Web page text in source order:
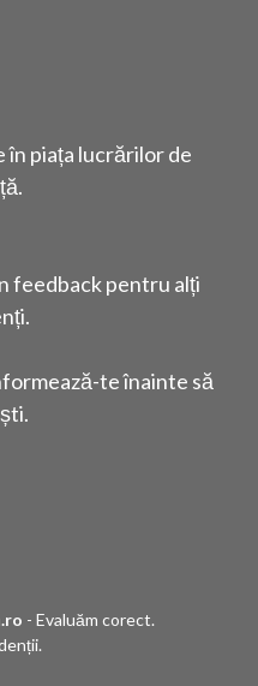
piața lucrărilor de
feedback pentru alți
te înainte să
- Evaluăm corect.